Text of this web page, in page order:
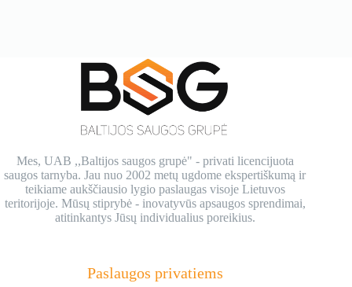
Mes, UAB ,,Baltijos saugos grupė" - privati licencijuota
saugos tarnyba. Jau nuo 2002 metų ugdome ekspertiškumą ir
teikiame aukščiausio lygio paslaugas visoje Lietuvos
teritorijoje. Mūsų stiprybė - inovatyvūs apsaugos sprendimai,
atitinkantys Jūsų individualius poreikius.
Paslaugos privatiems